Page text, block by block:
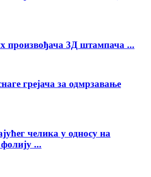
произвођача 3Д штампача ...
грејача за одмрзавање
челика у односу на
...